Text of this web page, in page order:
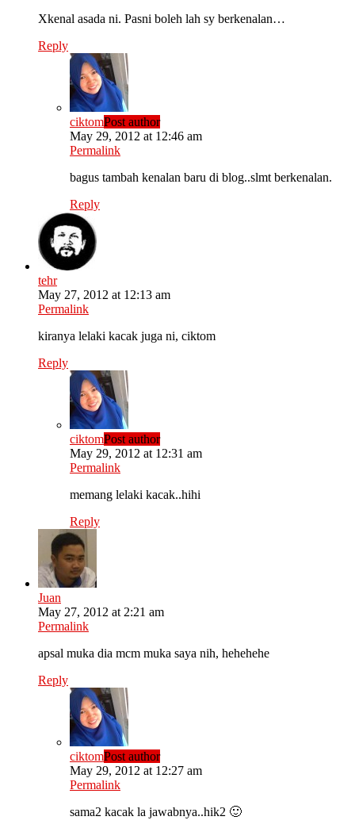
Xkenal asada ni. Pasni boleh lah sy berkenalan…
Reply
ciktomPost author
May 29, 2012 at 12:46 am
Permalink
bagus tambah kenalan baru di blog..slmt berkenalan.
Reply
tehr
May 27, 2012 at 12:13 am
Permalink
kiranya lelaki kacak juga ni, ciktom
Reply
ciktomPost author
May 29, 2012 at 12:31 am
Permalink
memang lelaki kacak..hihi
Reply
Juan
May 27, 2012 at 2:21 am
Permalink
apsal muka dia mcm muka saya nih, hehehehe
Reply
ciktomPost author
May 29, 2012 at 12:27 am
Permalink
sama2 kacak la jawabnya..hik2 🙂